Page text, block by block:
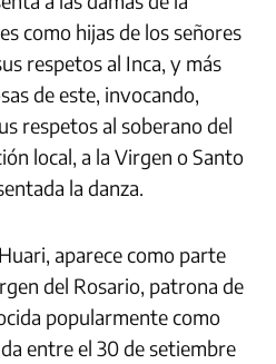
como hijas de los señores
respetos al Inca, y más
de este, invocando,
respetos al soberano del
local, a la Virgen o Santo
la danza.
aparece como parte
del Rosario, patrona de
popularmente como
entre el 30 de setiembre